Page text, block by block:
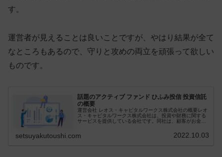
す。
運営者が見えることは良いことですが、やはり結果が全て
なところもあるので、守りと攻めの両立を頑張って欲しい
ものです。
話題のアクティブ ファンド ひふみ投信 投資信託
の概要
運営会社 レオス・キャピタルワークス株式会社の概要レオ
ス・キャピタルワークス株式会社は、投資や財務に関する
サービスを提供している会社です。同社は、顧客がお金を
setsuyakutoushi.com 2022.10.03